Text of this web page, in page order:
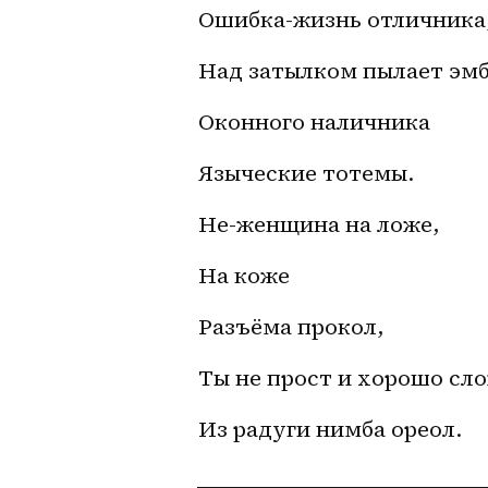
Ошибка-жизнь
Над затылком пылает
Оконного наличника
Языческие тотемы.
Не-женщина на ложе,
На коже
Разъёма прокол,
Ты не прост и хорошо
Из радуги нимба ореол.